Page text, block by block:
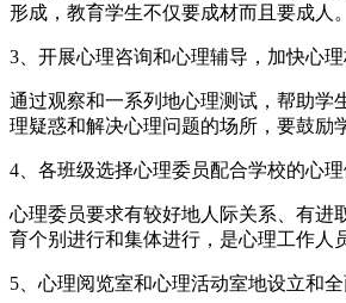
形成，教育学生不仅要成材而且要成人。
3、开展心理咨询和心理辅导，加快心
通过观察和一系列地心理测试，帮助学
理疑惑和解决心理问题的场所，要鼓励
4、各班级选择心理委员配合学校的心
心理委员要求有较好地人际关系、有进
育个别进行和集体进行，是心理工作人
5、心理阅览室和心理活动室地设立和